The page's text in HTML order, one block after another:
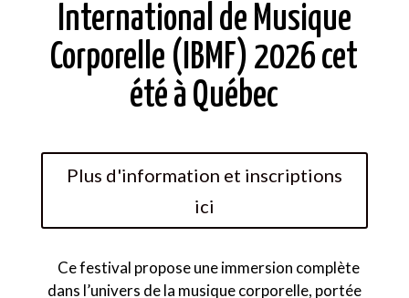
International de Musique
Corporelle (IBMF) 2026 cet
été à Québec
Plus d'information et inscriptions
ici
Ce festival propose une immersion complète
dans l’univers de la musique corporelle, portée